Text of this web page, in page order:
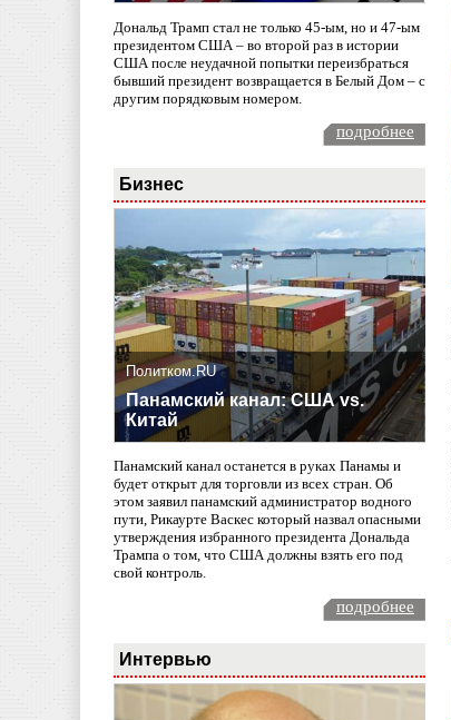
Дональд Трамп стал не только 45-ым, но и 47-ым
президентом США – во второй раз в истории
США после неудачной попытки переизбраться
бывший президент возвращается в Белый Дом – с
другим порядковым номером.
подробнее
Бизнес
Политком.RU
Панамский канал: США vs.
Китай
Панамский канал останется в руках Панамы и
будет открыт для торговли из всех стран. Об
этом заявил панамский администратор водного
пути, Рикаурте Васкес который назвал опасными
утверждения избранного президента Дональда
Трампа о том, что США должны взять его под
свой контроль.
подробнее
Интервью